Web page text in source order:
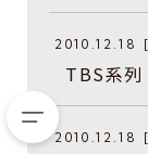
2010.12.18
TBS系
2010.12.18